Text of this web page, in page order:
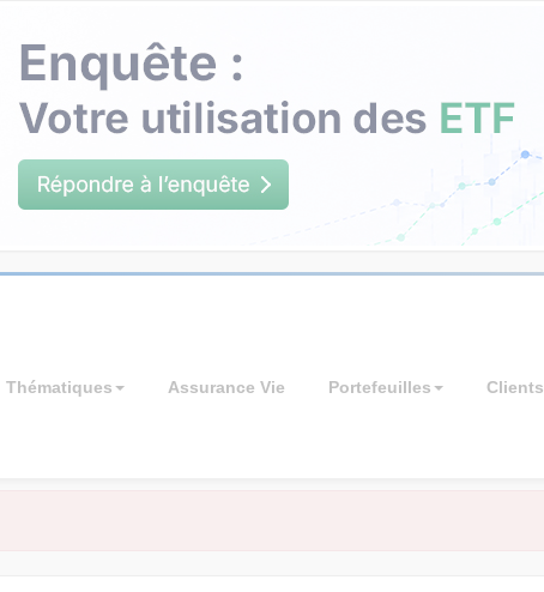
Thématiques Assurance Vie Portefeuilles Clients